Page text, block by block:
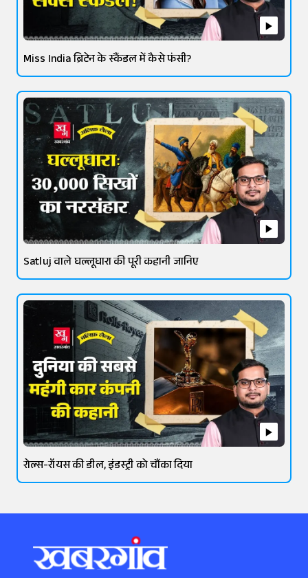
Miss India ब्रिटेन के स्कैंडल में कैसे फंसी?
Satluj वाले घल्लूघारा की पूरी कहानी जानिए
रोल्स-रॉयस की डील, इंडस्ट्री को चौंका दिया